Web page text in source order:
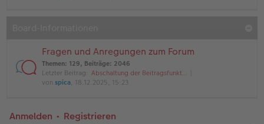
Fragen und Anregungen zum Forum
Themen: 129, Beiträge: 2046
Letzter Beitrag: Abschaltung der Beitragsfunkt…
von spica, 18.12.2025, 15:23
Anmelden • Registrieren